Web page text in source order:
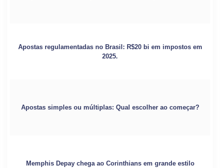
Apostas regulamentadas no Brasil: R$20 bi em impostos em
2025.
Apostas simples ou múltiplas: Qual escolher ao começar?
Memphis Depay chega ao Corinthians em grande estilo